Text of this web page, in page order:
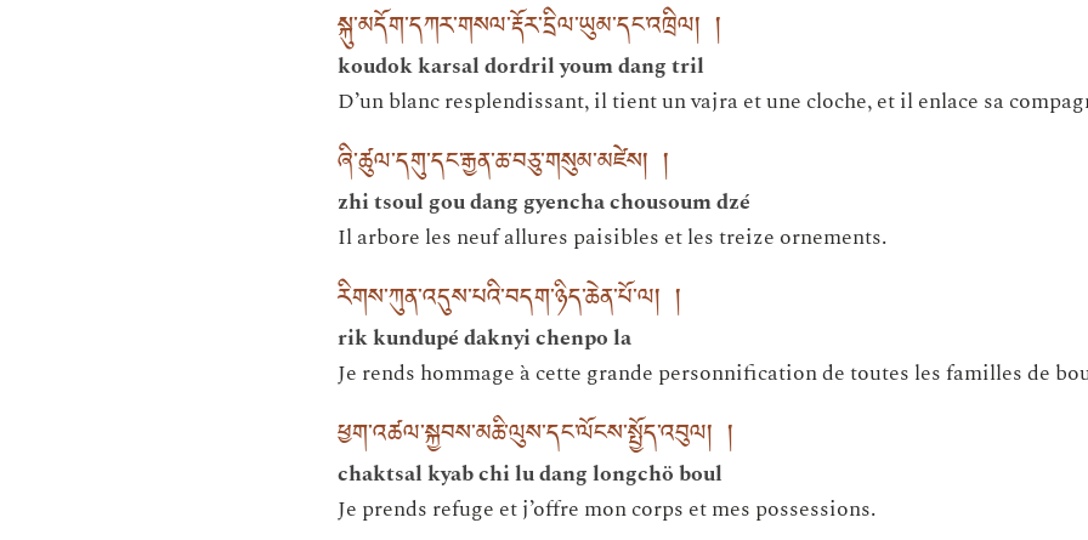
སྐུ་མདོག་དཀར་གསལ་རྡོར་དྲིལ་ཡུམ་དང་འཁྲིལ། །
koudok karsal dordril youm dang tril
D’un blanc resplendissant, il tient un vajra et une cloche, et il enlace sa
ཞི་ཚུལ་དགུ་དང་རྒྱན་ཆ་བཅུ་གསུམ་མཛེས། །
zhi tsoul gou dang gyencha chousoum dzé
Il arbore les neuf allures paisibles et les treize ornements.
རིགས་ཀུན་འདུས་པའི་བདག་ཉིད་ཆེན་པོ་ལ། །
rik kundupé daknyi chenpo la
Je rends hommage à cette grande personnification de toutes les familles de
ཕྱག་འཚལ་སྐྱབས་མཆི་ལུས་དང་ལོངས་སྤྱོད་འབུལ། །
chaktsal kyab chi lu dang longchö boul
Je prends refuge et j’offre mon corps et mes possessions.